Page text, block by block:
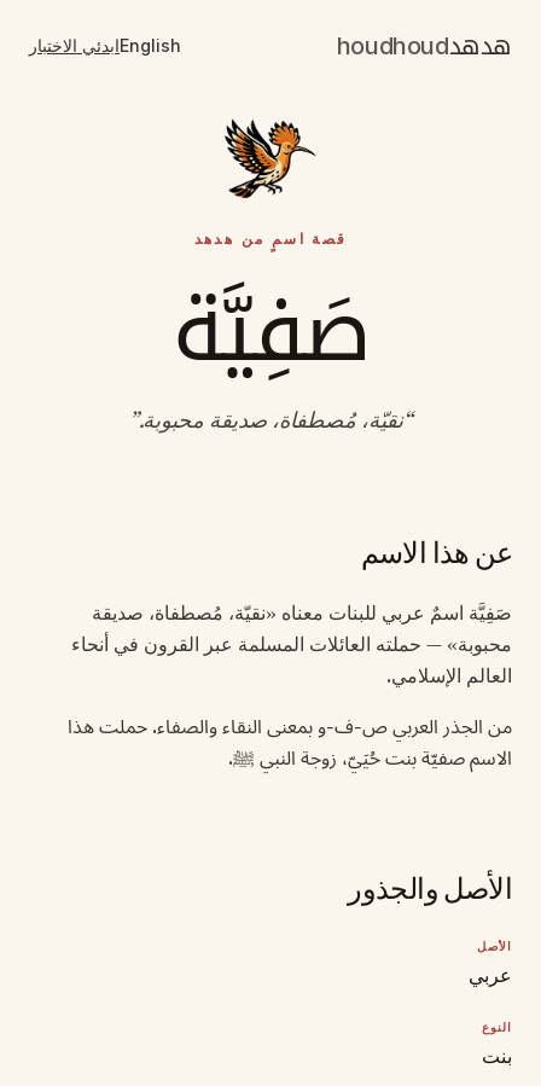
هدهدhoudhoud
Englishابدئي الاختبار
قصة اسمٍ من هدهد
صَفِيَّة
“نقيّة، مُصطفاة، صديقة محبوبة.”
عن هذا الاسم
صَفِيَّة اسمٌ عربي للبنات معناه «نقيّة، مُصطفاة، صديقة
محبوبة» — حملته العائلات المسلمة عبر القرون في أنحاء
العالم الإسلامي.
من الجذر العربي ص-ف-و بمعنى النقاء والصفاء. حملت هذا
الاسم صفيّة بنت حُيَيّ، زوجة النبي ﷺ.
الأصل والجذور
الأصل
عربي
النوع
بنت